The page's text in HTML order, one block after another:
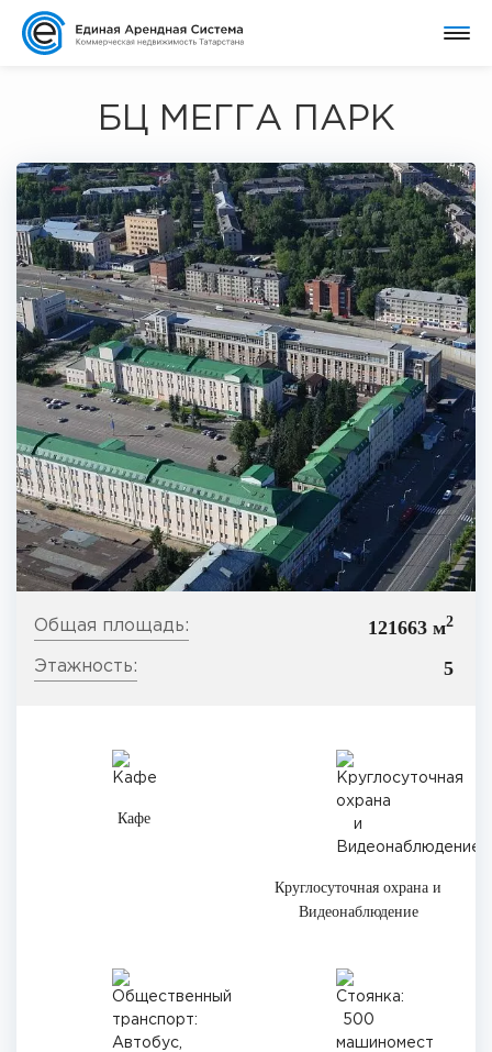
БЦ МЕГГА ПАРК
121663 м2
5
Кафе
Круглосуточная охрана и
Видеонаблюдение